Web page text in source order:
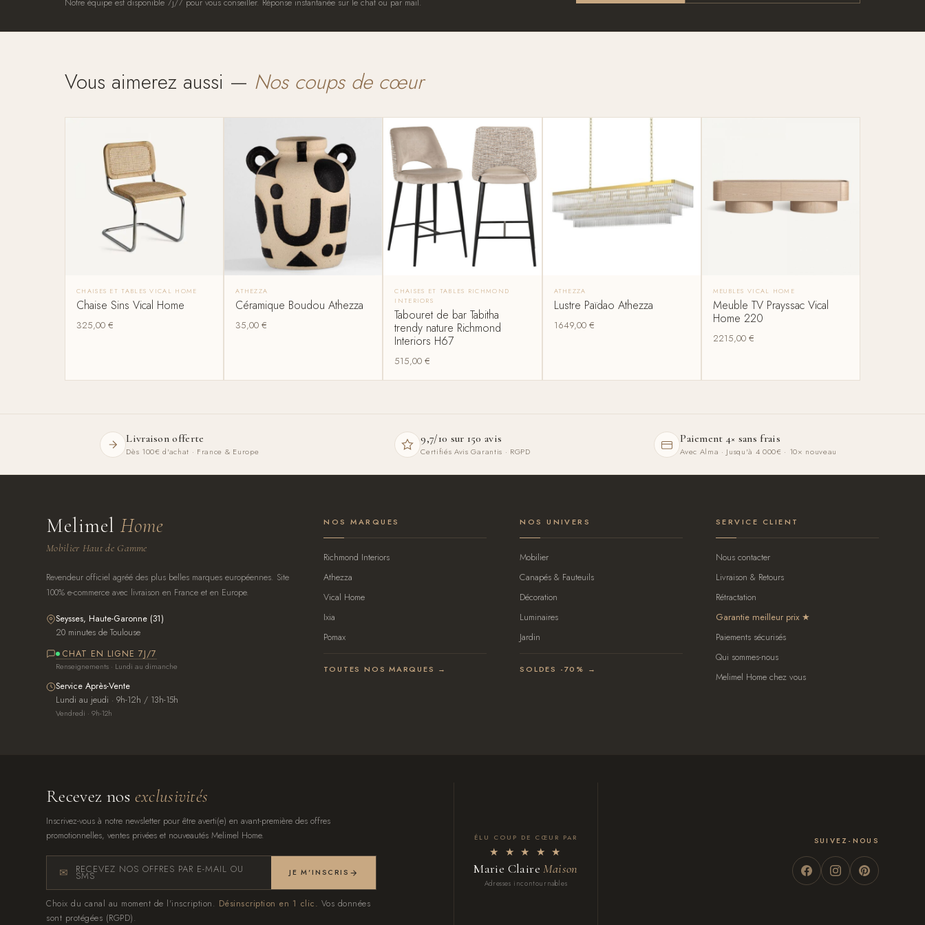
Notre équipe est disponible 7j/7 pour vous conseiller. Réponse instantanée sur le chat ou par mail.
Vous aimerez aussi — Nos coups de cœur
CHAISES ET TABLES VICAL HOME
Chaise Sins Vical Home
325,00€
ATHEZZA
Céramique Boudou Athezza
35,00€
CHAISES ET TABLES RICHMOND
INTERIORS
Tabouret de bar Tabitha
trendy nature Richmond
Interiors H67
515,00€
ATHEZZA
Lustre Païdao Athezza
1649,00 €
MEUBLES VICAL HOME
Meuble TV Prayssac Vical
Home 220
2215,00 €
Livraison offerte
Dès 100€ d'achat · France & Europe
9,7/10 sur 150 avis
Certifiés Avis Garantis · RGPD
Paiement 4× sans frais
Avec Alma · Jusqu'à 4 000€ · 10× nouveau
MelimelHome
Mobilier Haut de Gamme
Revendeur officiel agréé des plus belles marques européennes. Site
100% e-commerce avec livraison en France et en Europe.
Seysses, Haute-Garonne (31)
20 minutes de Toulouse
CHAT EN LIGNE 7J/7
Renseignements · Lundi au dimanche
Service Après-Vente
Lundi au jeudi · 9h-12h / 13h-15h
Vendredi · 9h-12h
NOS MARQUES
Richmond Interiors
Athezza
Vical Home
Ixia
Pomax
TOUTES NOS MARQUES →
NOS UNIVERS
Mobilier
Canapés & Fauteuils
Décoration
Luminaires
Jardin
SOLDES -70% →
SERVICE CLIENT
Nous contacter
Livraison & Retours
Rétractation
Garantie meilleur prix
Paiements sécurisés
Qui sommes-nous
Melimel Home chez vous
Recevez nos exclusivités
Inscrivez-vous à notre newsletter pour être averti(e) en avant-première des offres
promotionnelles, ventes privées et nouveautés Melimel Home.
RECEVEZ NOS OFFRES PAR E-MAIL OU
SMS JE M'INSCRIS
Choix du canal au moment de l'inscription. Désinscription en 1 clic. Vos données
sont protégées (RGPD).
ÉLU COUP DE CŒUR PAR
★ ★ ★ ★ ★
Marie ClaireMaison
Adresses incontournables
SUIVEZ-NOUS